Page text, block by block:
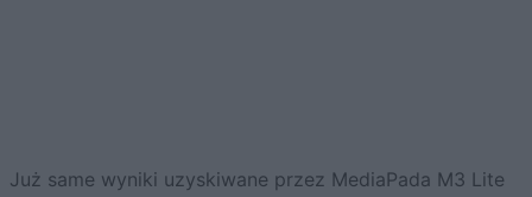
Już same wyniki uzyskiwane przez MediaPada M3 Lite